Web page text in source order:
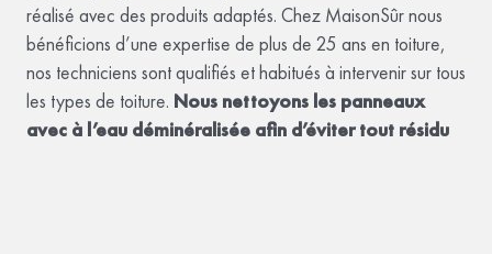
réalisé avec des produits adaptés. Chez MaisonSûr nous
bénéficions d’une expertise de plus de 25 ans en toiture,
nos techniciens sont qualifiés et habitués à intervenir sur tous
les types de toiture. Nous nettoyons les panneaux
avec à l’eau déminéralisée afin d’éviter tout résidu